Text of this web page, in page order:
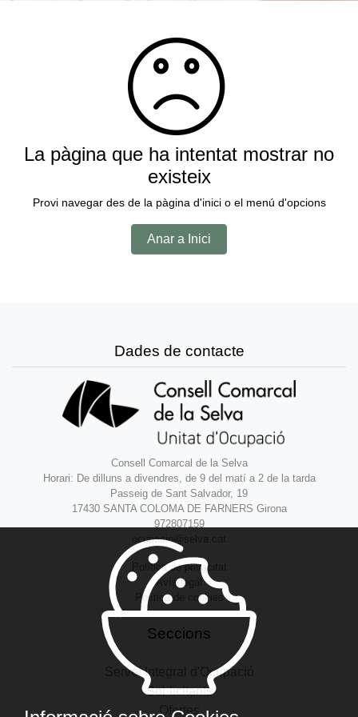
La pàgina que ha intentat mostrar no
existeix
Provi navegar des de la pàgina d'inici o el menú d'opcions
Anar a Inici
Dades de contacte
Consell Comarcal de la Selva
Horari: De dilluns a divendres, de 9 del matí a 2 de la tarda
Passeig de Sant Salvador, 19
17430 SANTA COLOMA DE FARNERS Girona
972807159
ocupacio@selva.cat
Política de privacitat
Avís legal
Política de cookies
Seccions
Servei Integral d'Ocupació
Sol·licitants
Ofertes